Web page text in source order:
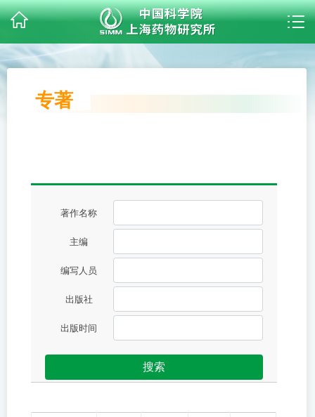
专著
著作名称
主编
编写人员
出版社
出版时间
搜索